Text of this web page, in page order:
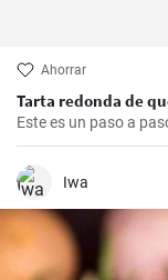
Ahorrar
Tarta redonda de
Este es un paso a
Iwa